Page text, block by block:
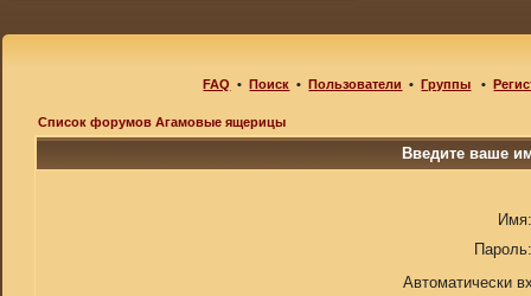
FAQ •Поиск •Пользователи •Группы •
Список форумов Агамовые ящерицы
Введите ваше
Имя:
Пароль:
Автоматически